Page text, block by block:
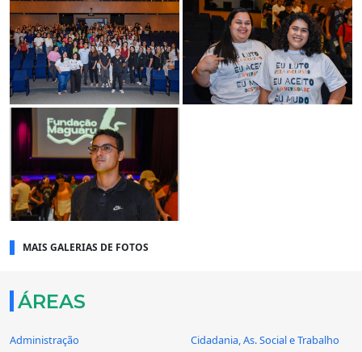
MAIS GALERIAS DE FOTOS
ÁREAS
Administração
Cidadania, As. Social e Trabalho